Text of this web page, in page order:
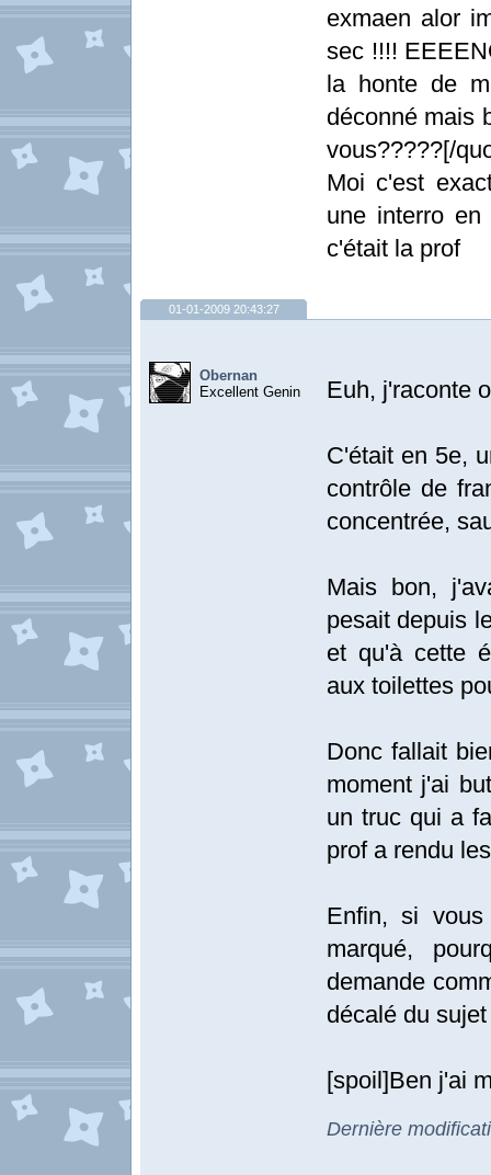
exmaen alor
sec !!!!
la honte de
déconné mais
vous?????[/
Moi c'est
une interro
c'était la prof
01-01-2009 20:43:27
Obernan
Excellent Genin
Euh, j'raconte
C'était en 5e,
contrôle de
concentrée,
Mais bon,
pesait depuis
et qu'à cette
aux toilettes
Donc fallait
moment j'ai
un truc qui a
prof a rendu
Enfin, si
marqué,
demande
décalé du sujet
[spoil]Ben j'ai
Dernière